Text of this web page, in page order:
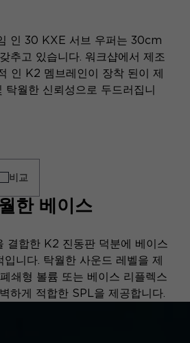
인 30 KXE 서브 우퍼는 30cm
추고 있습니다. 워크샵에서 제조
인 K2 멤브레인이 장착 된이 제
탁월한 신뢰성으로 두드러집니
비교
한 베이스
결합한 K2 진동판 덕분에 베이스
입니다. 탁월한 사운드 레벨을 제
쇄형 볼륨 또는 베이스 리플렉스
하게 적합한 SPL을 제공합니다.